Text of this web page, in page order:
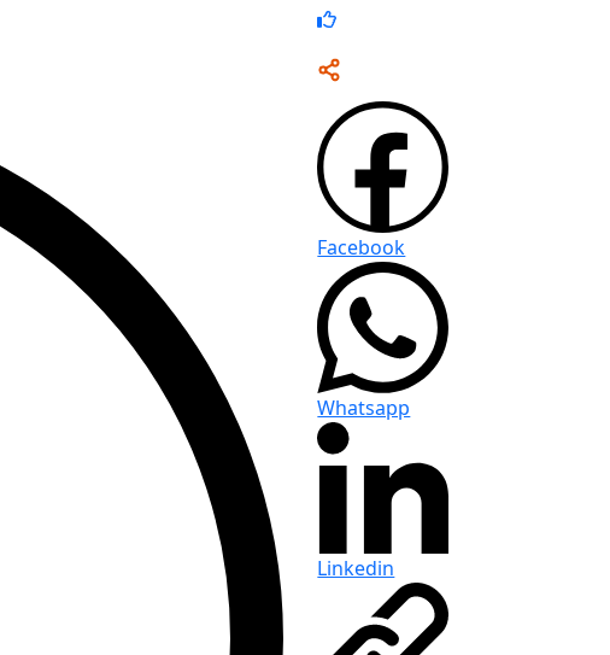
Facebook
Whatsapp
Linkedin